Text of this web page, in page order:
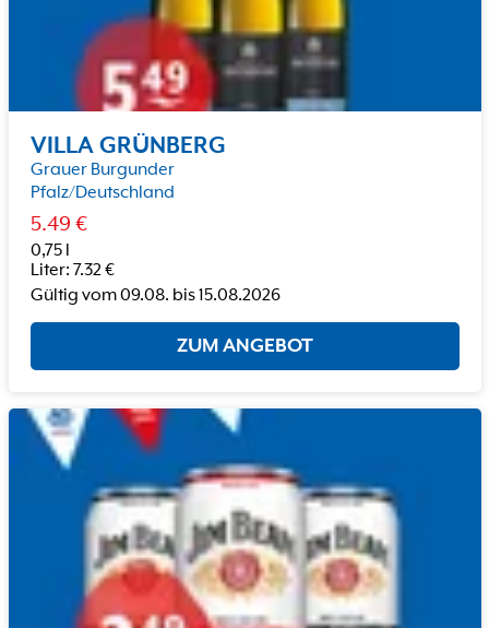
VILLA GRÜNBERG
Grauer Burgunder
Pfalz/Deutschland
5.49 €
0,75 l
Liter: 7.32€
Gültig vom09.08. bis15.08.2026
ZUM ANGEBOT